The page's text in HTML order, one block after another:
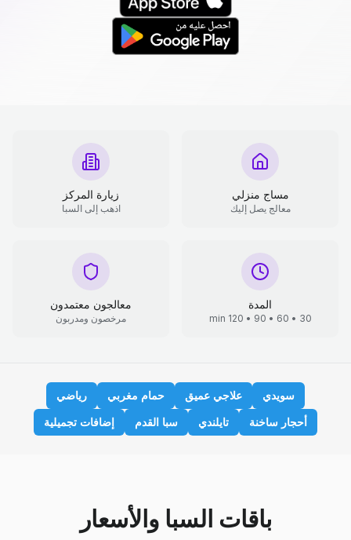
مساج منزلي
معالج يصل إليك
زيارة المركز
اذهب إلى السبا
المدة
30 • 60 • 90 • 120 min
معالجون معتمدون
مرخصون ومدربون
سويدي علاجي عميق حمام مغربي
رياضي
أحجار ساخنة
تايلندي سبا القدم إضافات تجميلية
باقات السبا والأسعار